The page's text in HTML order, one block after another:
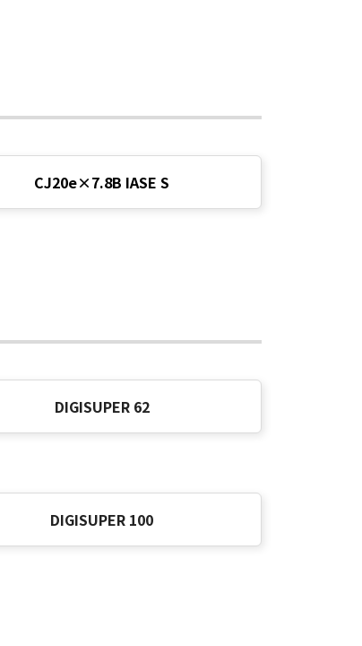
CJ20e×7.8B IASES
DIGISUPER 62
DIGISUPER 100